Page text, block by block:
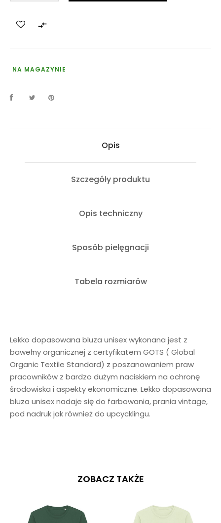

NA MAGAZYNIE
Opis
Szczegóły produktu
Opis techniczny
Sposób pielęgnacji
Tabela rozmiarów
Lekko dopasowana bluza unisex wykonana jest z
bawełny organicznej z certyfikatem GOTS ( Global
Organic Textile Standard) z poszanowaniem praw
pracowników z bardzo dużym naciskiem na ochronę
środowiska i aspekty ekonomiczne. Lekko dopasowana
bluza unisex nadaje się do farbowania, prania vintage,
pod nadruk jak również do upcycklingu.
ZOBACZ TAKŻE